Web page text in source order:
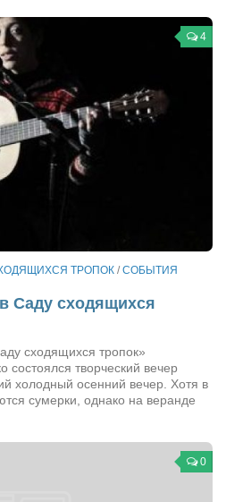
4
ТРОПОК /СОБЫТИЯ
Саду сходящихся
сходящихся тропок»
творческий вечер
холодный осенний вечер. Хотя в
сумерки, однако на веранде
0